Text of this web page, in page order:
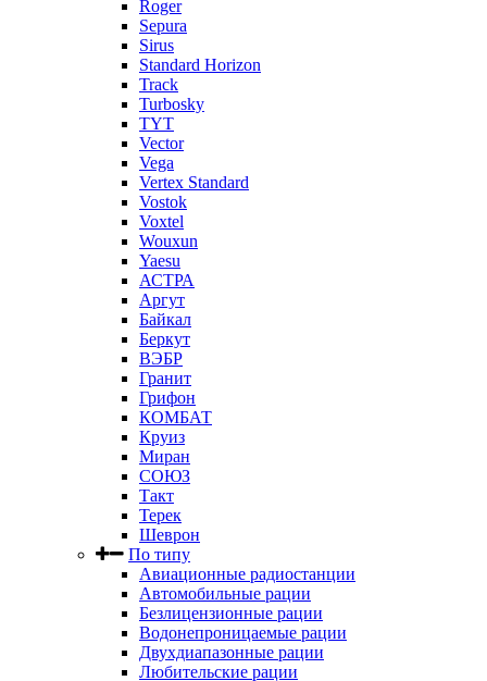
Roger
Sepura
Sirus
Standard Horizon
Track
Turbosky
TYT
Vector
Vega
Vertex Standard
Vostok
Voxtel
Wouxun
Yaesu
АСТРА
Аргут
Байкал
Беркут
ВЭБР
Гранит
Грифон
КОМБАТ
Круиз
Миран
СОЮЗ
Такт
Терек
Шеврон
По типу
Авиационные радиостанции
Автомобильные рации
Безлицензионные рации
Водонепроницаемые рации
Двухдиапазонные рации
Любительские рации